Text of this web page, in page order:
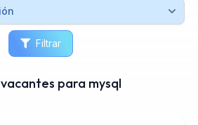
Filtrar
vacantes para mysql